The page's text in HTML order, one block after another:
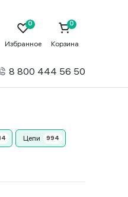
Избранное Корзина
8 800 444 56 50
Цепи